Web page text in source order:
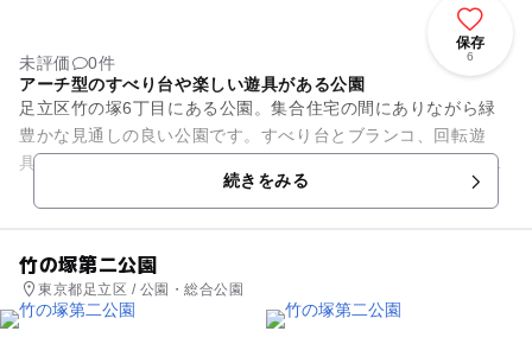
保存
6
未評価
0件
アーチ型のすべり台や楽しい遊具がある公園
足立区竹の塚6丁目にある公園。集合住宅の間にありながら緑
豊かな見通しの良い公園です。すべり台とブランコ、回転遊
具、さらに下がトンネルになっている大きなアーチ型のすべり
台や、チューブをねじったよう...
続きをみる
竹の塚第二公園
東京都足立区 / 公園・総合公園